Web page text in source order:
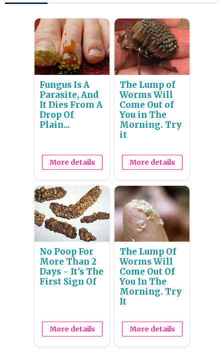
Fungus Is A
Parasite, And
It Dies From A
Drop Of
Plain...
More details
The Lump of
Worms Will
Come Out of
You in The
Morning. Try
it
More details
No Poop For
More Than 2
Days - It's The
First Sign Of
More details
The Lump Of
Worms Will
Come Out Of
You In The
Morning. Try
It
More details